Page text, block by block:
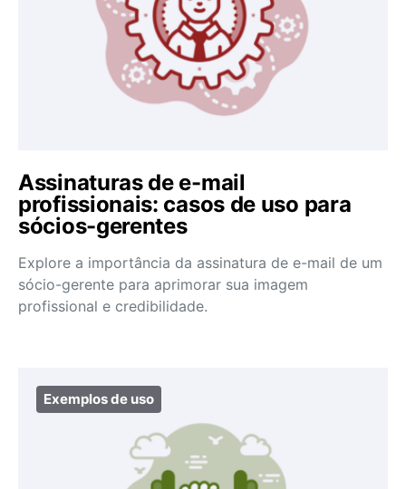
Assinaturas de e-mail
profissionais: casos de uso para
sócios-gerentes
Explore a importância da assinatura de e-mail de um
sócio-gerente para aprimorar sua imagem
profissional e credibilidade.
Exemplos de uso